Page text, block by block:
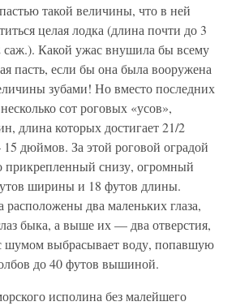
такой величины, что в ней
целая лодка (длина почти до 3
Какой ужас внушила бы всему
пасть, если бы она была вооружена
зубами! Но вместо последних
сот роговых «усов»,
длина которых достигает 21/2
дюймов. За этой роговой оградой
снизу, огромный
ширины и 18 футов длины.
расположены два маленьких глаза,
быка, а выше их — два отверстия,
шумом выбрасывает воду, попавшую
до 40 футов вышиной.
исполина без малейшего